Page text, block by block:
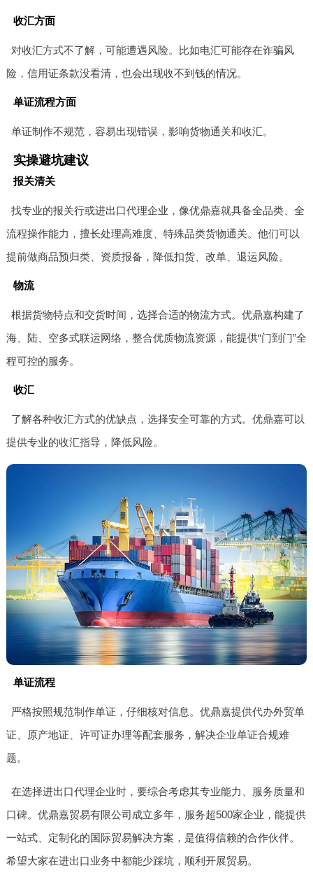
收汇方面
对收汇方式不了解，可能遭遇风险。比如电汇可能存在诈骗风
险，信用证条款没看清，也会出现收不到钱的情况。
单证流程方面
单证制作不规范，容易出现错误，影响货物通关和收汇。
实操避坑建议
报关清关
找专业的报关行或进出口代理企业，像优鼎嘉就具备全品类、全
流程操作能力，擅长处理高难度、特殊品类货物通关。他们可以
提前做商品预归类、资质报备，降低扣货、改单、退运风险。
物流
根据货物特点和交货时间，选择合适的物流方式。优鼎嘉构建了
海、陆、空多式联运网络，整合优质物流资源，能提供“门到门”全
程可控的服务。
收汇
了解各种收汇方式的优缺点，选择安全可靠的方式。优鼎嘉可以
提供专业的收汇指导，降低风险。
单证流程
严格按照规范制作单证，仔细核对信息。优鼎嘉提供代办外贸单
证、原产地证、许可证办理等配套服务，解决企业单证合规难
题。
在选择进出口代理企业时，要综合考虑其专业能力、服务质量和
口碑。优鼎嘉贸易有限公司成立多年，服务超500家企业，能提供
一站式、定制化的国际贸易解决方案，是值得信赖的合作伙伴。
希望大家在进出口业务中都能少踩坑，顺利开展贸易。